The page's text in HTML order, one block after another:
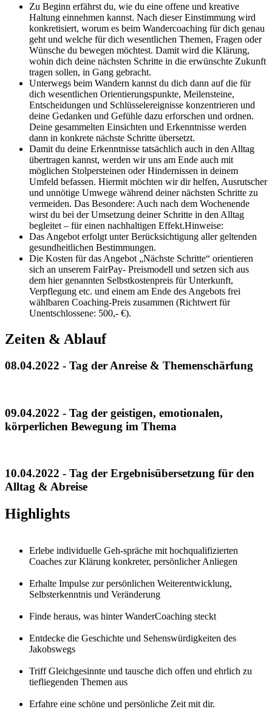
Zu Beginn erfährst du, wie du eine offene und kreative
Haltung einnehmen kannst. Nach dieser Einstimmung wird
konkretisiert, worum es beim Wandercoaching für dich genau
geht und welche für dich wesentlichen Themen, Fragen oder
Wünsche du bewegen möchtest. Damit wird die Klärung,
wohin dich deine nächsten Schritte in die erwünschte Zukunft
tragen sollen, in Gang gebracht.
Unterwegs beim Wandern kannst du dich dann auf die für
dich wesentlichen Orientierungspunkte, Meilensteine,
Entscheidungen und Schlüsselereignisse konzentrieren und
deine Gedanken und Gefühle dazu erforschen und ordnen.
Deine gesammelten Einsichten und Erkenntnisse werden
dann in konkrete nächste Schritte übersetzt.
Damit du deine Erkenntnisse tatsächlich auch in den Alltag
übertragen kannst, werden wir uns am Ende auch mit
möglichen Stolpersteinen oder Hindernissen in deinem
Umfeld befassen. Hiermit möchten wir dir helfen, Ausrutscher
und unnötige Umwege während deiner nächsten Schritte zu
vermeiden. Das Besondere: Auch nach dem Wochenende
wirst du bei der Umsetzung deiner Schritte in den Alltag
begleitet – für einen nachhaltigen Effekt.Hinweise:
Das Angebot erfolgt unter Berücksichtigung aller geltenden
gesundheitlichen Bestimmungen.
Die Kosten für das Angebot „Nächste Schritte“ orientieren
sich an unserem FairPay- Preismodell und setzen sich aus
dem hier genannten Selbstkostenpreis für Unterkunft,
Verpflegung etc. und einem am Ende des Angebots frei
wählbaren Coaching-Preis zusammen (Richtwert für
Unentschlossene: 500,- €).
Zeiten & Ablauf
08.04.2022 - Tag der Anreise & Themenschärfung
09.04.2022 - Tag der geistigen, emotionalen,
körperlichen Bewegung im Thema
10.04.2022 - Tag der Ergebnisübersetzung für den
Alltag & Abreise
Highlights
Erlebe individuelle Geh-spräche mit hochqualifizierten
Coaches zur Klärung konkreter, persönlicher Anliegen
Erhalte Impulse zur persönlichen Weiterentwicklung,
Selbsterkenntnis und Veränderung
Finde heraus, was hinter WanderCoaching steckt
Entdecke die Geschichte und Sehenswürdigkeiten des
Jakobswegs
Triff Gleichgesinnte und tausche dich offen und ehrlich zu
tiefliegenden Themen aus
Erfahre eine schöne und persönliche Zeit mit dir.